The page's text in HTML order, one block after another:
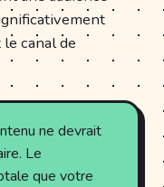
canal de
ne devrait
Le
que votre